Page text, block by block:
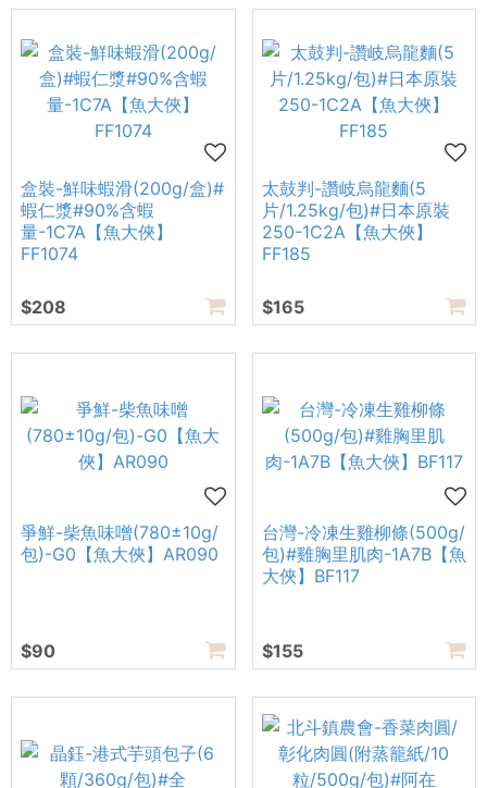
盒裝-鮮味蝦滑(200g/盒)#
蝦仁漿#90%含蝦
量-1C7A【魚大俠】
FF1074
$208
太鼓判-讚岐烏龍麵(5
片/1.25kg/包)#日本原裝
250-1C2A【魚大俠】
FF185
$165
爭鮮-柴魚味噌(780±10g/
包)-G0【魚大俠】AR090
$90
台灣-冷凍生雞柳條(500g/
包)#雞胸里肌肉-1A7B【魚
大俠】BF117
$155